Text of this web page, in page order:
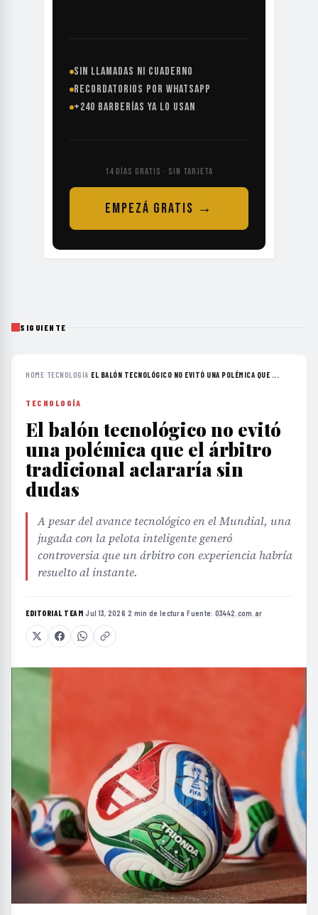
SIN LLAMADAS NI CUADERNO
RECORDATORIOS POR WHATSAPP
+240 BARBERÍAS YA LO USAN
14 DÍAS GRATIS · SIN TARJETA
EMPEZÁ GRATIS →
SIGUIENTE
HOME› TECNOLOGÍA›EL BALÓN TECNOLÓGICO NO EVITÓ UNA POLÉMICA QUE ...
TECNOLOGÍA
El balón tecnológico no evitó
una polémica que el árbitro
tradicional aclararía sin
dudas
A pesar del avance tecnológico en el Mundial, una
jugada con la pelota inteligente generó
controversia que un árbitro con experiencia habría
resuelto al instante.
EDITORIAL TEAM·Jul 13, 2026·2 min de lectura·Fuente: 03442.com.ar